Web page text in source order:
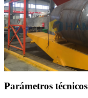
Parámetros técnicos